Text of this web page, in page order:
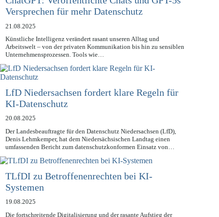
ChatGPT: Veröffentlichte Chats und GPT-5s
Versprechen für mehr Datenschutz
21.08.2025
Künstliche Intelligenz verändert rasant unseren Alltag und
Arbeitswelt – von der privaten Kommunikation bis hin zu sensiblen
Unternehmensprozessen. Tools wie…
LfD Niedersachsen fordert klare Regeln für
KI-Datenschutz
20.08.2025
Der Landesbeauftragte für den Datenschutz Niedersachsen (LfD),
Denis Lehmkemper, hat dem Niedersächsischen Landtag einen
umfassenden Bericht zum datenschutzkonformen Einsatz von…
TLfDI zu Betroffenenrechten bei KI-
Systemen
19.08.2025